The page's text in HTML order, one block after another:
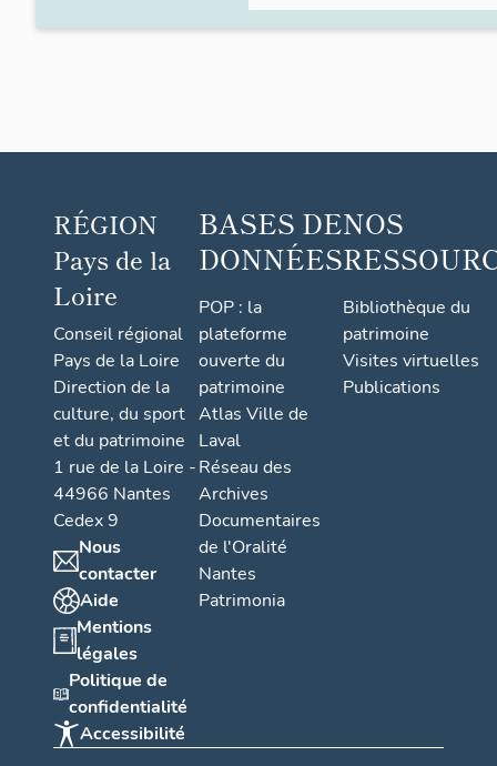
RÉGION
Pays de la
Loire
Conseil régional
Pays de la Loire
Direction de la
culture, du sport
et du patrimoine
1 rue de la Loire -
44966 Nantes
Cedex 9
Nous
contacter
Aide
Mentions
légales
Politique de
confidentialité
Accessibilité
BASES DE
DONNÉES
POP : la
plateforme
ouverte du
patrimoine
Atlas Ville de
Laval
Réseau des
Archives
Documentaires
de l'Oralité
Nantes
Patrimonia
NOS
Bibliothèque du
patrimoine
Visites virtuelles
Publications